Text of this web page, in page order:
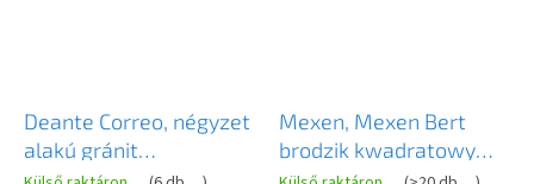
Deante Correo, négyzet
alakú gránit
zuhanytálca 80x80x3,5
Mexen, Mexen Bert
brodzik kwadratowy
SMC 80 x 80 cm, fehér -